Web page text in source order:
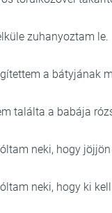
zuhanyoztam le.
a bátyjának
találta a babája
neki, hogy
neki, hogy ki